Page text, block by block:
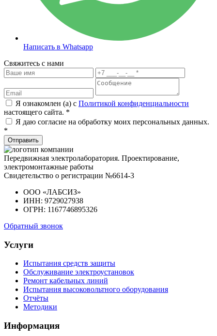
Написать в Whatsapp
Свяжитесь с нами
Я ознакомлен (а) с Политикой конфиденциальности
настоящего сайта. *
Я даю согласие на обработку моих персональных данных.
*
Отправить
Передвижная электролаборатория. Проектирование,
электромонтажные работы
Свидетельство о регистрации №6614-3
ООО «ЛАБСИЗ»
ИНН: 9729027938
ОГРН: 1167746895326
Обратный звонок
Услуги
Испытания средств защиты
Обслуживание электроустановок
Ремонт кабельных линий
Испытания высоковольтного оборудования
Отчёты
Методики
Информация